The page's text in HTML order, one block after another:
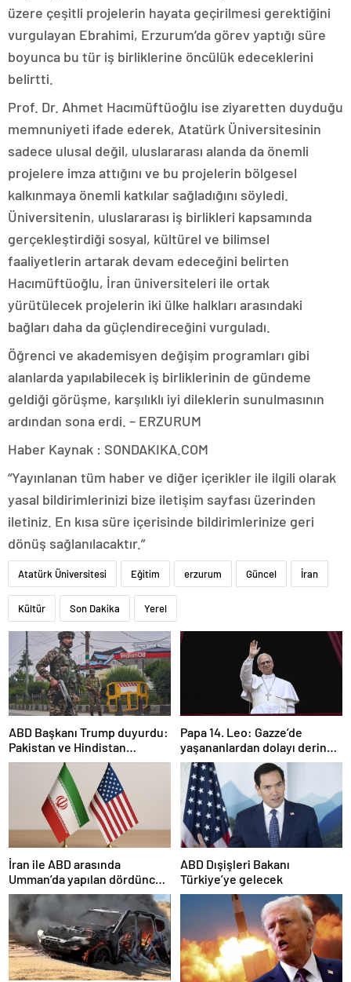
üzere çeşitli projelerin hayata geçirilmesi gerektiğini
vurgulayan Ebrahimi, Erzurum’da görev yaptığı süre
boyunca bu tür iş birliklerine öncülük edeceklerini
belirtti.
Prof. Dr. Ahmet Hacımüftüoğlu ise ziyaretten duyduğu
memnuniyeti ifade ederek, Atatürk Üniversitesinin
sadece ulusal değil, uluslararası alanda da önemli
projelere imza attığını ve bu projelerin bölgesel
kalkınmaya önemli katkılar sağladığını söyledi.
Üniversitenin, uluslararası iş birlikleri kapsamında
gerçekleştirdiği sosyal, kültürel ve bilimsel
faaliyetlerin artarak devam edeceğini belirten
Hacımüftüoğlu, İran üniversiteleri ile ortak
yürütülecek projelerin iki ülke halkları arasındaki
bağları daha da güçlendireceğini vurguladı.
Öğrenci ve akademisyen değişim programları gibi
alanlarda yapılabilecek iş birliklerinin de gündeme
geldiği görüşme, karşılıklı iyi dileklerin sunulmasının
ardından sona erdi. – ERZURUM
Haber Kaynak : SONDAKIKA.COM
“Yayınlanan tüm haber ve diğer içerikler ile ilgili olarak
yasal bildirimlerinizi bize iletişim sayfası üzerinden
iletiniz. En kısa süre içerisinde bildirimlerinize geri
dönüş sağlanılacaktır.”
Atatürk Üniversitesi Eğitim erzurum Güncel İran
Kültür Son Dakika Yerel
ABD Başkanı Trump duyurdu:
Pakistan ve Hindistan
arasında ateşkes
Papa 14. Leo: Gazze’de
yaşananlardan dolayı derin
bir üzüntü duyuyorum
İran ile ABD arasında
Umman’da yapılan dördüncü
tur görüşmeler sona erdi
ABD Dışişleri Bakanı
Türkiye’ye gelecek